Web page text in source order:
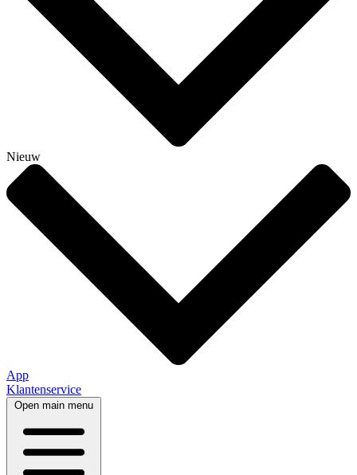
Nieuw
App
Klantenservice
Open main menu